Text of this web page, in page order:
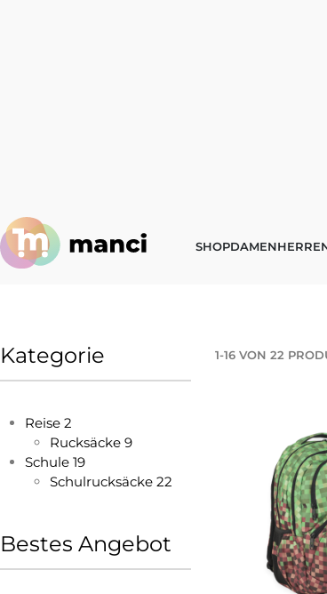
SHOPDAMEN
Kategorie
Reise 2
Rucksäcke 9
Schule 19
Schulrucksäcke 22
Bestes Angebot
1-16VON 22